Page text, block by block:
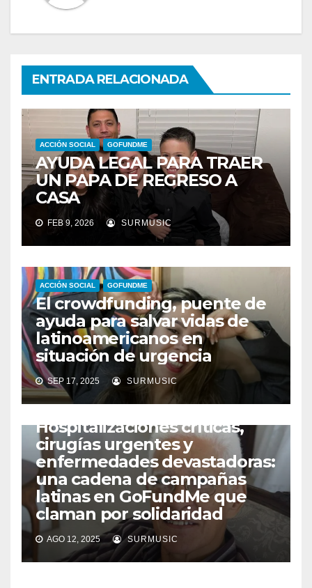
ENTRADA RELACIONADA
ACCIÓN SOCIAL GOFUNDME
AYUDA LEGAL PARA TRAER
UN PAPA DE REGRESO A
CASA
FEB 9, 2026 SURMUSIC
ACCIÓN SOCIAL GOFUNDME
El crowdfunding, puente de
ayuda para salvar vidas de
latinoamericanos en
situación de urgencia
SEP 17, 2025 SURMUSIC
Hospitalizaciones críticas,
cirugías urgentes y
enfermedades devastadoras:
una cadena de campañas
latinas en GoFundMe que
claman por solidaridad
AGO 12, 2025 SURMUSIC